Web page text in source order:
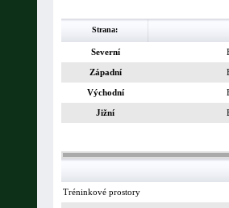
Strana:
Severní
Západní
Východní
Jižní
Tréninkové prostory